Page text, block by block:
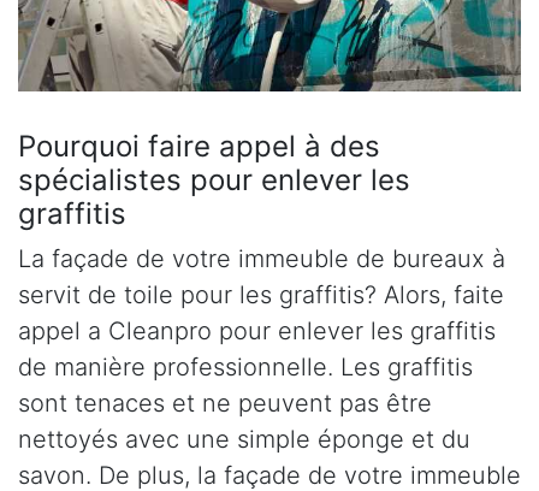
Pourquoi faire appel à des
spécialistes pour enlever les
graffitis
La façade de votre immeuble de bureaux à
servit de toile pour les graffitis? Alors, faite
appel a Cleanpro pour enlever les graffitis
de manière professionnelle. Les graffitis
sont tenaces et ne peuvent pas être
nettoyés avec une simple éponge et du
savon. De plus, la façade de votre immeuble